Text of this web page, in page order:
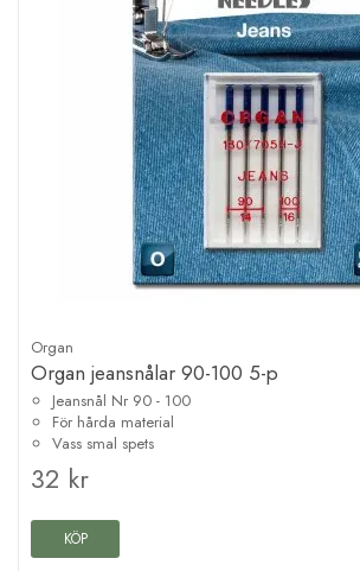
Organ
Organ jeansnålar 90-100 5-p
Jeansnål Nr 90 - 100
För hårda material
Vass smal spets
32 kr
KÖP